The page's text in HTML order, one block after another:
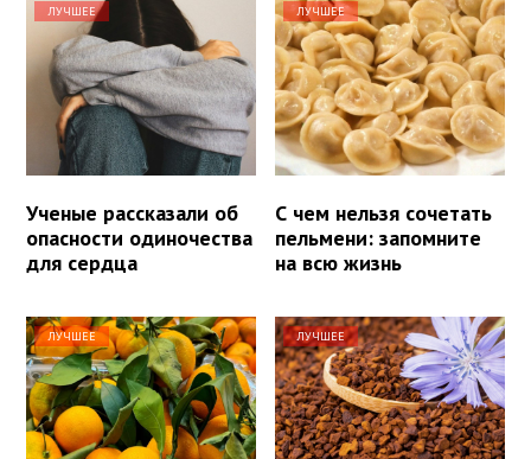
ЛУЧШЕЕ
Ученые рассказали об
опасности одиночества
для сердца
ЛУЧШЕЕ
С чем нельзя сочетать
пельмени: запомните
на всю жизнь
ЛУЧШЕЕ ЛУЧШЕЕ